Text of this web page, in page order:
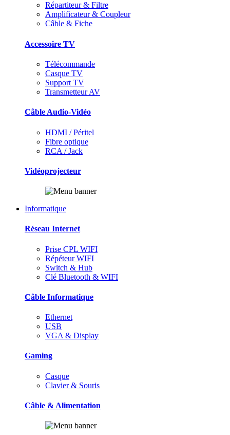
Répartiteur & Filtre
Amplificateur & Coupleur
Câble & Fiche
Accessoire TV
Télécommande
Casque TV
Support TV
Transmetteur AV
Câble Audio-Vidéo
HDMI / Péritel
Fibre optique
RCA / Jack
Vidéoprojecteur
Informatique
Réseau Internet
Prise CPL WIFI
Répéteur WIFI
Switch & Hub
Clé Bluetooth & WIFI
Câble Informatique
Ethernet
USB
VGA & Display
Gaming
Casque
Clavier & Souris
Câble & Alimentation